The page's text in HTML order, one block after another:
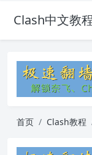
Clash中文教
首页 Clash教程